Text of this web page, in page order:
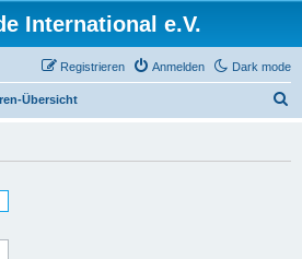
International e.V.
Dark mode
Anmelden
Registrieren
Übersicht